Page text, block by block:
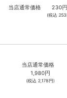
当店通常価格 230円
(税込 253
当店通常価格
1,980円
(税込 2,178円)